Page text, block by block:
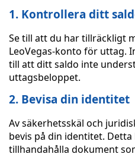
1. Kontrollera ditt
Se till att du har tillräckligt
LeoVegas-konto för uttag.
till att ditt saldo inte
uttagsbeloppet.
2. Bevisa din identitet
Av säkerhetsskäl och
bevis på din identitet.
tillhandahålla dokument